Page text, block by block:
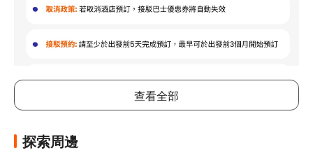
留宿大阪日航酒店，旋即深入大阪中心地帶，步行 8 分鐘可直達
查看全部
探索周邊